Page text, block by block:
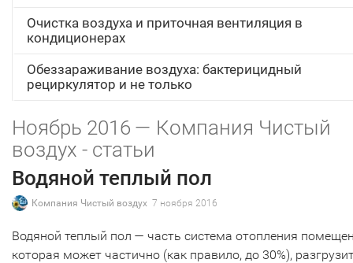
Очистка воздуха и приточная вентиляция в
кондиционерах
Обеззараживание воздуха: бактерицидный
рециркулятор и не только
Ноябрь 2016 — Компания Чистый
воздух - статьи
Водяной теплый пол
Компания Чистый воздух 7 ноября 2016
Водяной теплый пол — часть система отопления
которая может частично (как правило, до 30%),